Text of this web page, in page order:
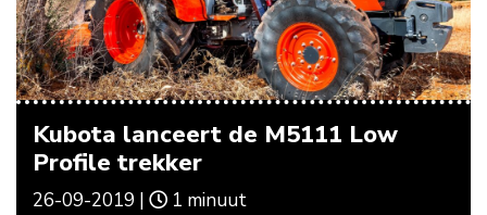
Kubota lanceert de M5111 Low
Profile trekker
26-09-2019 | 1 minuut